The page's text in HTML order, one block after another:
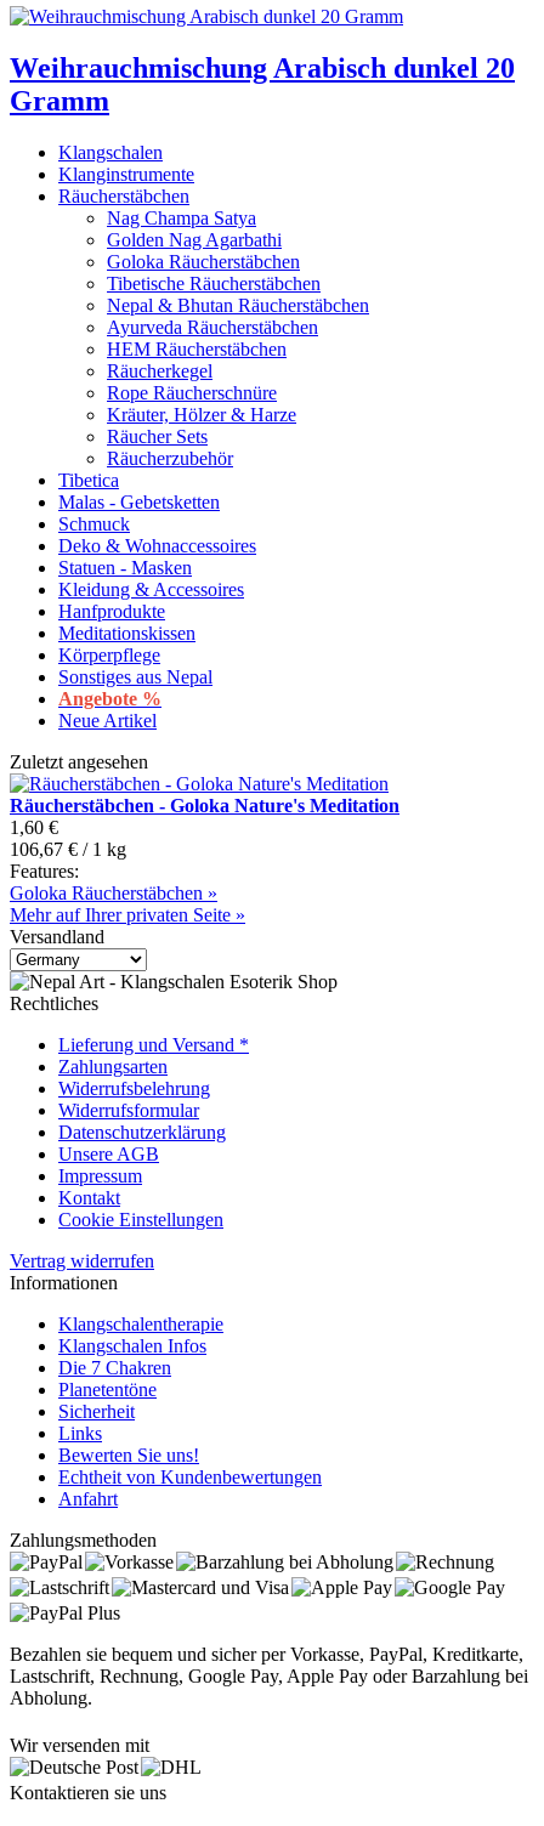
Weihrauchmischung Arabisch dunkel 20
Gramm
Klangschalen
Klanginstrumente
Räucherstäbchen
Nag Champa Satya
Golden Nag Agarbathi
Goloka Räucherstäbchen
Tibetische Räucherstäbchen
Nepal & Bhutan Räucherstäbchen
Ayurveda Räucherstäbchen
HEM Räucherstäbchen
Räucherkegel
Rope Räucherschnüre
Kräuter, Hölzer & Harze
Räucher Sets
Räucherzubehör
Tibetica
Malas - Gebetsketten
Schmuck
Deko & Wohnaccessoires
Statuen - Masken
Kleidung & Accessoires
Hanfprodukte
Meditationskissen
Körperpflege
Sonstiges aus Nepal
Angebote %
Neue Artikel
Zuletzt angesehen
Räucherstäbchen - Goloka Nature's Meditation
1,60 €
106,67 € / 1 kg
Features:
Goloka Räucherstäbchen »
Mehr auf Ihrer privaten Seite »
Versandland
Rechtliches
Lieferung und Versand *
Zahlungsarten
Widerrufsbelehrung
Widerrufsformular
Datenschutzerklärung
Unsere AGB
Impressum
Kontakt
Cookie Einstellungen
Vertrag widerrufen
Informationen
Klangschalentherapie
Klangschalen Infos
Die 7 Chakren
Planetentöne
Sicherheit
Links
Bewerten Sie uns!
Echtheit von Kundenbewertungen
Anfahrt
Zahlungsmethoden
Bezahlen sie bequem und sicher per Vorkasse, PayPal, Kreditkarte,
Lastschrift, Rechnung, Google Pay, Apple Pay oder Barzahlung bei
Abholung.
Wir versenden mit
Kontaktieren sie uns